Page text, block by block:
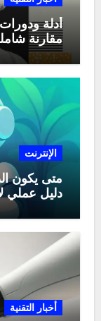
أدلة
مقارنة شاملة
الإنترنت
متى يكون
دليل عملي
أخبار التقنية